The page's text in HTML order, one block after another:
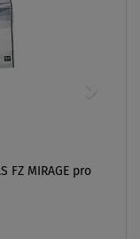
FZ MIRAGE pro